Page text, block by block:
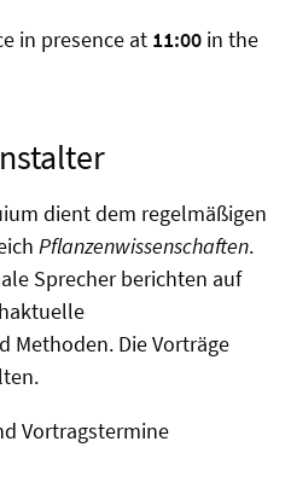
in presence at 11:00 in the
dient dem regelmäßigen
Pflanzenwissenschaften.
Sprecher berichten auf
Methoden. Die Vorträge
Vortragstermine